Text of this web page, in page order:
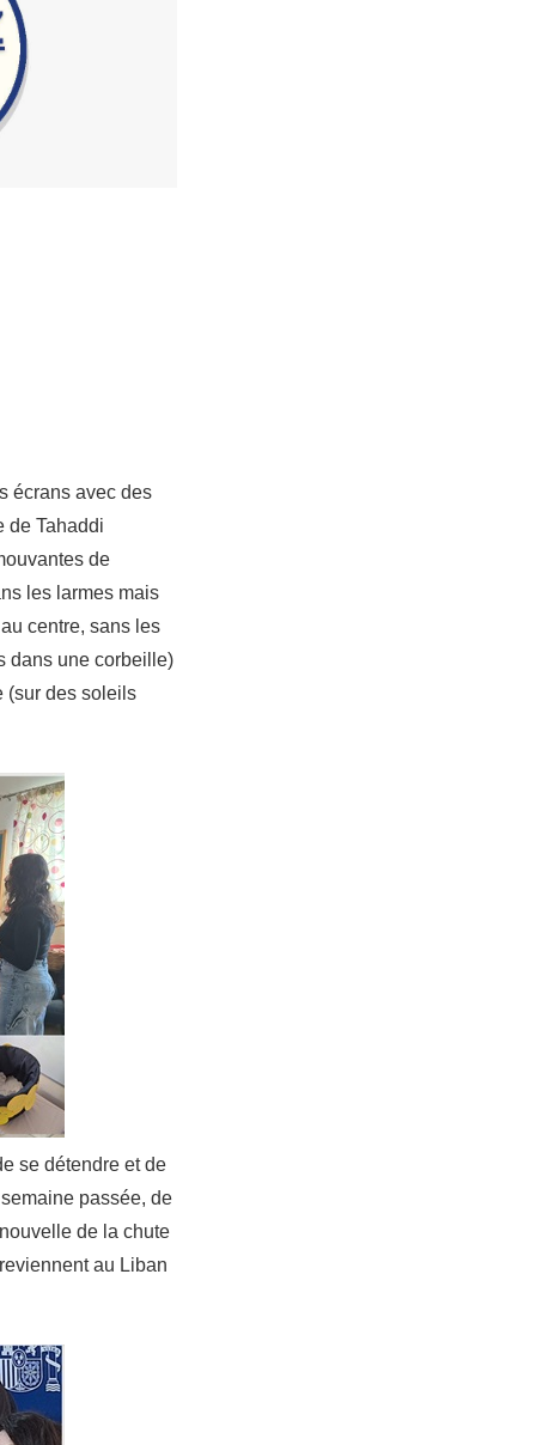
écrans avec des
de Tahaddi
de
les larmes mais
centre, sans les
dans une corbeille)
(sur des soleils
se détendre et de
passée, de
de la chute
au Liban